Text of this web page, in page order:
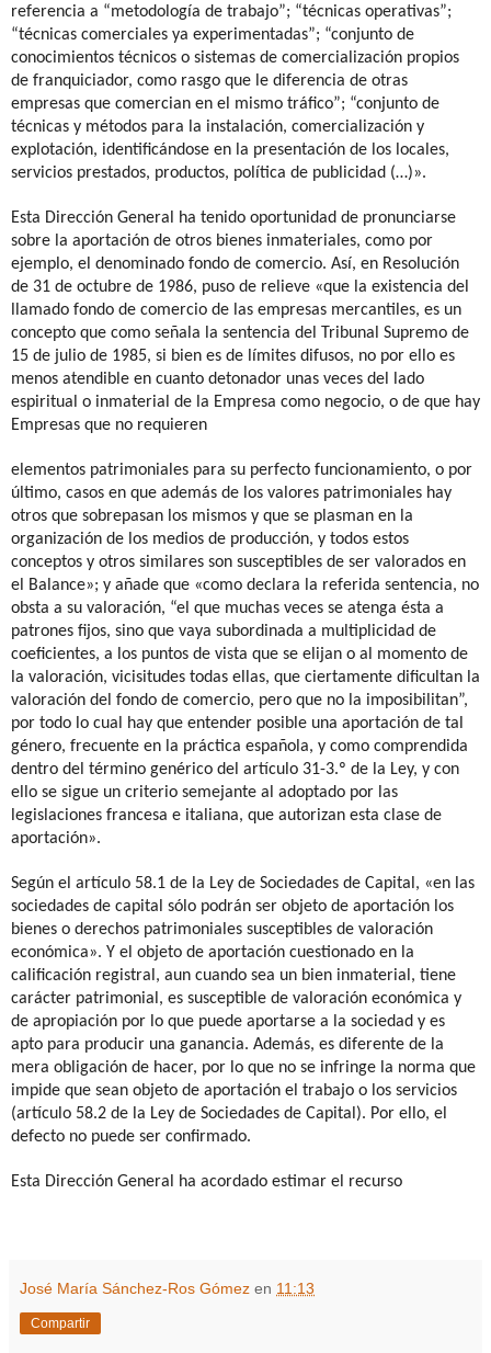
referencia a “metodología de trabajo”; “técnicas operativas”;
“técnicas comerciales ya experimentadas”; “conjunto de
conocimientos técnicos o sistemas de comercialización propios
de franquiciador, como rasgo que le diferencia de otras
empresas que comercian en el mismo tráfico”; “conjunto de
técnicas y métodos para la instalación, comercialización y
explotación, identificándose en la presentación de los locales,
servicios prestados, productos, política de publicidad (…)».
Esta Dirección General ha tenido oportunidad de pronunciarse
sobre la aportación de otros bienes inmateriales, como por
ejemplo, el denominado fondo de comercio. Así, en Resolución
de 31 de octubre de 1986, puso de relieve «que la existencia del
llamado fondo de comercio de las empresas mercantiles, es un
concepto que como señala la sentencia del Tribunal Supremo de
15 de julio de 1985, si bien es de límites difusos, no por ello es
menos atendible en cuanto detonador unas veces del lado
espiritual o inmaterial de la Empresa como negocio, o de que hay
Empresas que no requieren
elementos patrimoniales para su perfecto funcionamiento, o por
último, casos en que además de los valores patrimoniales hay
otros que sobrepasan los mismos y que se plasman en la
organización de los medios de producción, y todos estos
conceptos y otros similares son susceptibles de ser valorados en
el Balance»; y añade que «como declara la referida sentencia, no
obsta a su valoración, “el que muchas veces se atenga ésta a
patrones fijos, sino que vaya subordinada a multiplicidad de
coeficientes, a los puntos de vista que se elijan o al momento de
la valoración, vicisitudes todas ellas, que ciertamente dificultan la
valoración del fondo de comercio, pero que no la imposibilitan”,
por todo lo cual hay que entender posible una aportación de tal
género, frecuente en la práctica española, y como comprendida
dentro del término genérico del artículo 31-3.º de la Ley, y con
ello se sigue un criterio semejante al adoptado por las
legislaciones francesa e italiana, que autorizan esta clase de
aportación».
Según el artículo 58.1 de la Ley de Sociedades de Capital, «en las
sociedades de capital sólo podrán ser objeto de aportación los
bienes o derechos patrimoniales susceptibles de valoración
económica». Y el objeto de aportación cuestionado en la
calificación registral, aun cuando sea un bien inmaterial, tiene
carácter patrimonial, es susceptible de valoración económica y
de apropiación por lo que puede aportarse a la sociedad y es
apto para producir una ganancia. Además, es diferente de la
mera obligación de hacer, por lo que no se infringe la norma que
impide que sean objeto de aportación el trabajo o los servicios
(artículo 58.2 de la Ley de Sociedades de Capital). Por ello, el
defecto no puede ser confirmado.
Esta Dirección General ha acordado estimar el recurso
José María Sánchez-Ros Gómez en 11:13
Compartir